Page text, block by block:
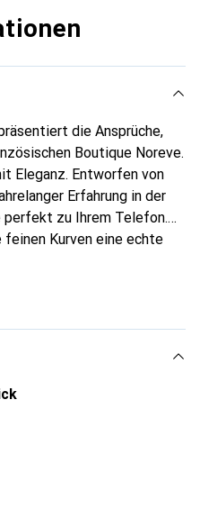
die Ansprüche,
Boutique Noreve.
Eleganz. Entworfen von
Erfahrung in der
perfekt zu Ihrem Telefon.
Kurven eine echte
Die Marke Noreve ist
anspruchsvolle Kundschaft.